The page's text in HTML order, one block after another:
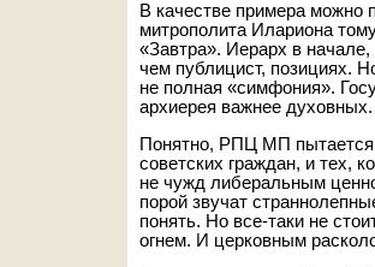
В качестве примера можно
митрополита Илариона
«Завтра». Иерарх в
чем публицист, позициях.
не полная «симфония».
архиерея важнее
Понятно, РПЦ МП пытается
советских граждан, и тех,
не чужд либеральным
порой звучат
понять. Но все-таки не
огнем. И церковным